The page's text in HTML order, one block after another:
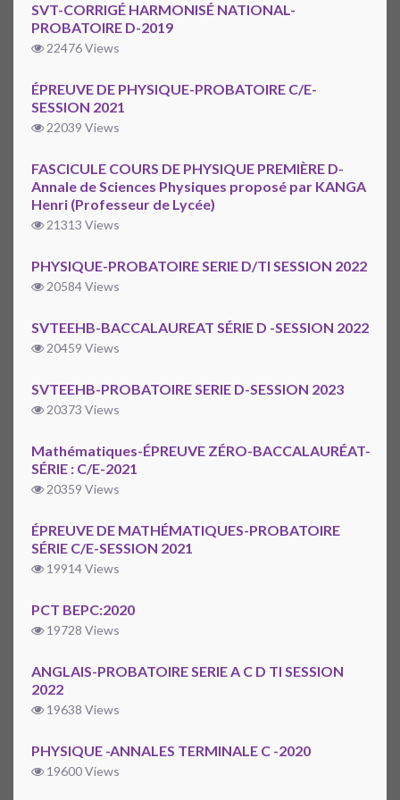
SVT-CORRIGÉ HARMONISÉ NATIONAL-
PROBATOIRE D-2019
22476 Views
ÉPREUVE DE PHYSIQUE-PROBATOIRE C/E-
SESSION 2021
22039 Views
FASCICULE COURS DE PHYSIQUE PREMIÈRE D-
Annale de Sciences Physiques proposé par KANGA
Henri (Professeur de Lycée)
21313 Views
PHYSIQUE-PROBATOIRE SERIE D/TI SESSION 2022
20584 Views
SVTEEHB-BACCALAUREAT SÉRIE D -SESSION 2022
20459 Views
SVTEEHB-PROBATOIRE SERIE D-SESSION 2023
20373 Views
Mathématiques-ÉPREUVE ZÉRO-BACCALAURÉAT-
SÉRIE : C/E-2021
20359 Views
ÉPREUVE DE MATHÉMATIQUES-PROBATOIRE
SÉRIE C/E-SESSION 2021
19914 Views
PCT BEPC:2020
19728 Views
ANGLAIS-PROBATOIRE SERIE A C D TI SESSION
2022
19638 Views
PHYSIQUE -ANNALES TERMINALE C -2020
19600 Views